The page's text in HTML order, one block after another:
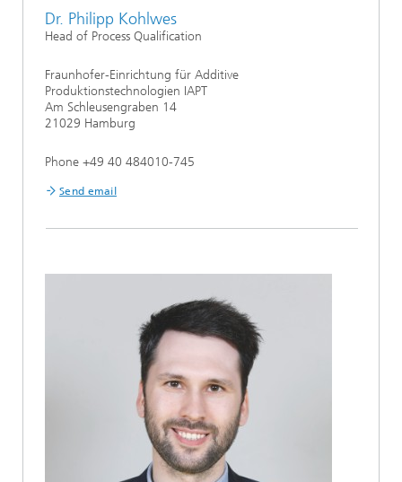
Dr. Philipp Kohlwes
Head of Process Qualification
Fraunhofer-Einrichtung für Additive
Produktionstechnologien IAPT
Am Schleusengraben 14
21029 Hamburg
Phone +49 40 484010-745
Send email